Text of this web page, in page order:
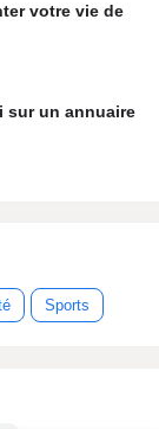
votre vie de
sur un annuaire
Sports